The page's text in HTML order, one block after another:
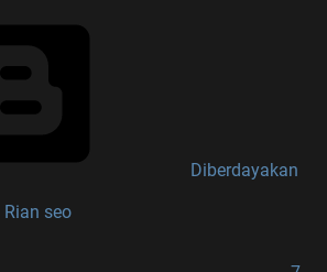
Diberdayakan
Rian seo